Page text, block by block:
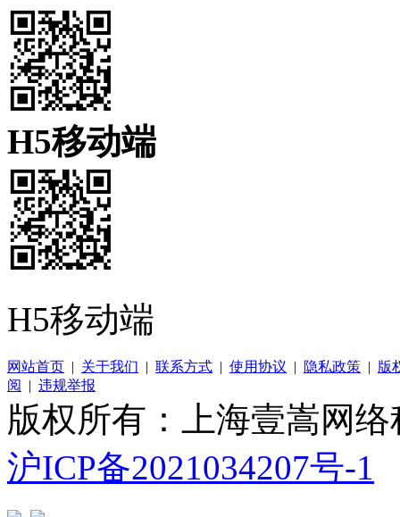
H5移动端
H5移动端
网站首页 | 关于我们 | 联系方式 | 使用协议 | 隐私政策 | 版
阅
| 违规举报
版权所有：上海壹嵩网
沪ICP备2021034207号-1